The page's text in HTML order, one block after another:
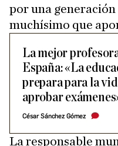
por una
muchísimo que
La mejor
España: «La
prepara para la
aprobar
César Sánchez Gómez
La responsable